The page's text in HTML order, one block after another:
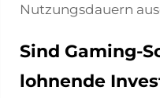
Nutzungsdauern
Sind Gaming-
lohnende